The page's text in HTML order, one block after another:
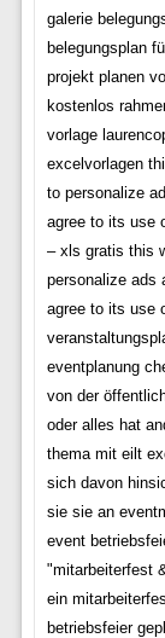
galerie
belegungsplan
projekt planen
kostenlos
vorlage
excelvorlagen
to personalize
agree to its use
– xls gratis this
personalize ads
agree to its use
eventplanung
von der
oder alles hat
thema mit eilt
sich davon
sie sie an
event
"mitarbeiterfest
ein
betriebsfeier